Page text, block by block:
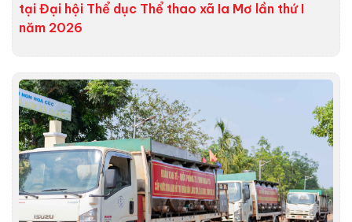
tại Đại hội Thể dục Thể thao xã Ia Mơ lần thứ I
năm 2026